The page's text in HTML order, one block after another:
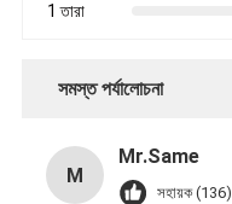
1 তারা
সমস্ত পর্যালোচনা
M
Mr.Same
সহায়ক (136)